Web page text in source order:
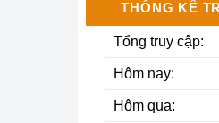
THỐNG KÊ
Tổng truy cập:
Hôm nay:
Hôm qua: